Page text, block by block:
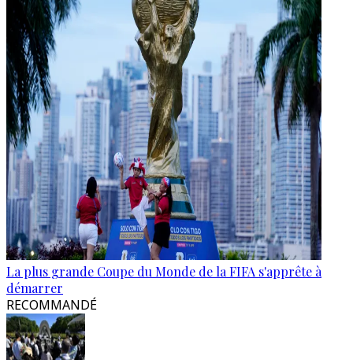
La plus grande Coupe du Monde de la FIFA s'apprête à
démarrer
RECOMMANDÉ